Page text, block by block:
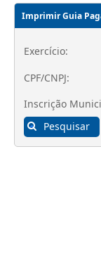
Imprimir Guia
Exercício:
CPF/CNPJ:
Inscrição
Pesquisar